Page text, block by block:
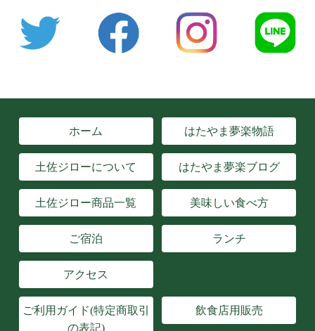
ホーム はたやま夢楽物語
土佐ジローについて はたやま夢楽ブログ
土佐ジロー商品一覧 美味しい食べ方
ご宿泊 ランチ
アクセス
ご利用ガイド(特定商取引
の表記)
飲食店用販売